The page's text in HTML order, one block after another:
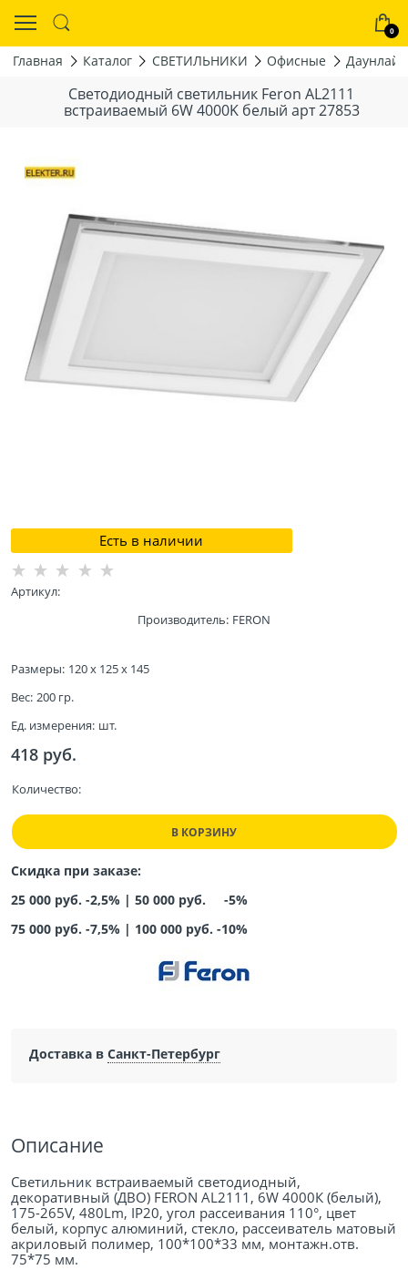
0
Главная Каталог СВЕТИЛЬНИКИ Офисные
Светодиодный светильник Feron AL2111
встраиваемый 6W 4000K белый арт 27853
Есть в наличии
Артикул:
Производитель: FERON
Размеры: 120 x 125 x 145
Вес: 200 гр.
Ед. измерения: шт.
418 руб.
Количество:
В КОРЗИНУ
Скидка при заказе:
25 000 руб. -2,5% | 50 000 руб. -5%
75 000 руб. -7,5% | 100 000 руб. -10%
Доставка в Санкт-Петербург
Описание
Светильник встраиваемый светодиодный,
декоративный (ДВО) FERON AL2111, 6W 4000К (белый),
175-265V, 480Lm, IP20, угол рассеивания 110°, цвет
белый, корпус алюминий, стекло, рассеиватель матовый
акриловый полимер, 100*100*33 мм, монтажн.отв.
75*75 мм.